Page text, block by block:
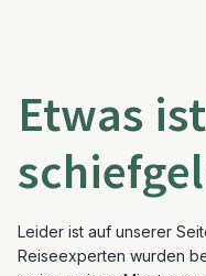
Etwas ist
Leider ist auf unserer
Reiseexperten wurden